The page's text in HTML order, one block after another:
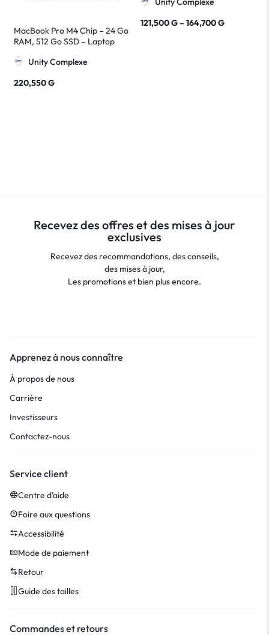
MacBook Pro M4 Chip – 24 Go
RAM, 512 Go SSD – Laptop
Unity Complexe
220,550G
121,500G–164,700G
Recevez des offres et des mises à jour
exclusives
Recevez des recommandations, des conseils,
des mises à jour,
Les promotions et bien plus encore.
Apprenez à nous connaître
À propos de nous
Carrière
Investisseurs
Contactez-nous
Service client
Centre d’aide
Foire aux questions
Accessibilité
Mode de paiement
Retour
Guide des tailles
Commandes et retours